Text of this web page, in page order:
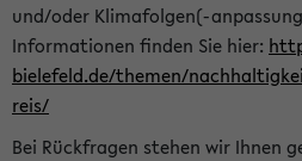
und/oder Klimafolgen(-
Informationen finden Sie hier:
bielefeld.de/themen/
reis/
Bei Rückfragen stehen wir Ihnen